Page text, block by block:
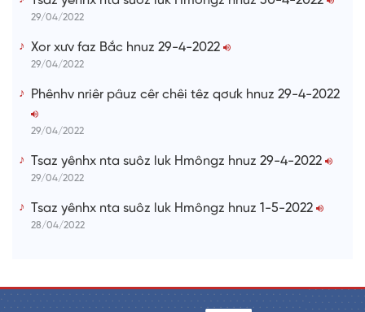
29/04/2022
Xor xưv faz Bắc hnuz 29-4-2022
29/04/2022
Phênhv nriêr pâuz cêr chêi têz qơưk hnuz 29-4-2022
29/04/2022
Tsaz yênhx nta suôz luk Hmôngz hnuz 29-4-2022
29/04/2022
Tsaz yênhx nta suôz luk Hmôngz hnuz 1-5-2022
28/04/2022